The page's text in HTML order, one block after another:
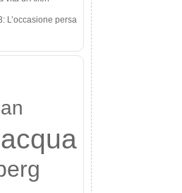
L’occasione persa
acqua